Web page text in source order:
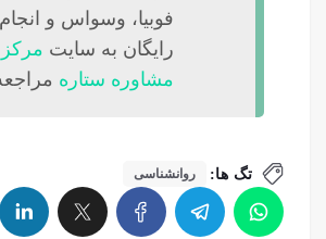
فوبیا، وسواس و
رایگان به سایت مرکز
مشاوره ستاره
تگ ها: روانشناسی